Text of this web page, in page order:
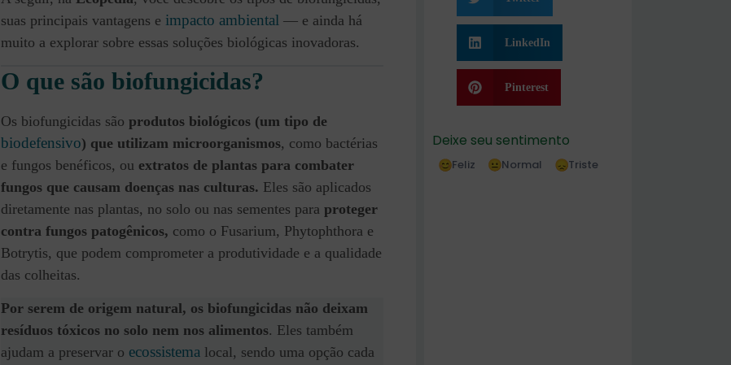
suas principais vantagens e impacto ambiental — e ainda há
muito a explorar sobre essas soluções biológicas inovadoras.
O que são biofungicidas?
Os biofungicidas são produtos biológicos (um tipo de
biodefensivo) que utilizam microorganismos, como bactérias
e fungos benéficos, ou extratos de plantas para combater
fungos que causam doenças nas culturas. Eles são aplicados
diretamente nas plantas, no solo ou nas sementes para proteger
contra fungos patogênicos, como o Fusarium, Phytophthora e
Botrytis, que podem comprometer a produtividade e a qualidade
das colheitas.
Por serem de origem natural, os biofungicidas não deixam
resíduos tóxicos no solo nem nos alimentos. Eles também
ajudam a preservar o ecossistema local, sendo uma opção cada
LinkedIn
Pinterest
Deixe seu sentimento
Feliz Normal Triste